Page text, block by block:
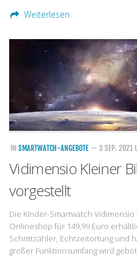
Weiterlesen
IN SMARTWATCH-ANGEBOTE — 3 SEP. 2021
Vidimensio Kleiner
vorgestellt
Die Kinder-Smartwatch
Onlineshop für 149,99 Euro
Schrittzähler, Echtzeitortung und
großer Funktionsumfang wird